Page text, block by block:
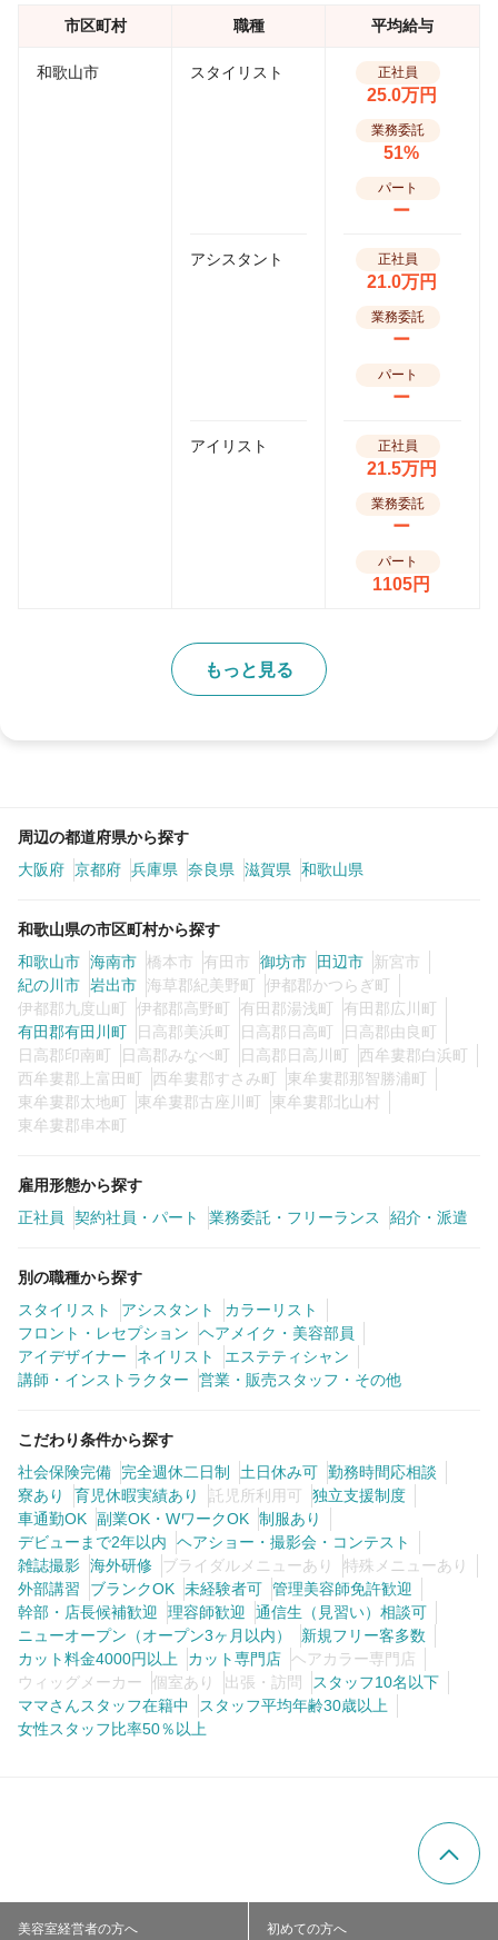
市区町村 職種 平均給与
和歌山市 スタイリスト 正社員
25.0万円
業務委託
51%
パート
ー
アシスタント 正社員
21.0万円
業務委託
ー
パート
ー
アイリスト 正社員
21.5万円
業務委託
ー
パート
1105円
もっと見る
周辺の都道府県から探す
大阪府 京都府 兵庫県 奈良県 滋賀県 和歌山県
和歌山県の市区町村から探す
和歌山市 海南市 橋本市 有田市 御坊市 田辺市
新宮市
紀の川市 岩出市 海草郡紀美野町
伊都郡かつらぎ町
伊都郡九度山町
伊都郡高野町 有田郡湯浅町
有田郡広川町
有田郡有田川町
日高郡美浜町 日高郡日高町
日高郡由良町
日高郡印南町
日高郡みなべ町 日高郡日高川町
西牟婁郡白浜町
西牟婁郡上富田町
西牟婁郡すさみ町
東牟婁郡那智勝浦町
東牟婁郡太地町
東牟婁郡古座川町
東牟婁郡北山村
東牟婁郡串本町
雇用形態から探す
正社員
契約社員・パート 業務委託・フリーランス 紹介・派遣
別の職種から探す
スタイリスト
アシスタント
カラーリスト
フロント・レセプション
ヘアメイク・美容部員
アイデザイナー
ネイリスト
エステティシャン
講師・インストラクター
営業・販売スタッフ・その他
こだわり条件から探す
社会保険完備
完全週休二日制 土日休み可 勤務時間応相談
寮あり
育児休暇実績あり 託児所利用可
独立支援制度
車通勤OK 副業OK・WワークOK 制服あり
デビューまで2年以内
ヘアショー・撮影会・コンテスト
雑誌撮影 海外研修 ブライダルメニューあり
特殊メニューあり
外部講習
ブランクOK 未経験者可 管理美容師免許歓迎
幹部・店長候補歓迎
理容師歓迎
通信生（見習い）相談可
ニューオープン（オープン3ヶ月以内）
新規フリー客多数
カット料金4000円以上
カット専門店 ヘアカラー専門店
ウィッグメーカー
個室あり 出張・訪問
スタッフ10名以下
ママさんスタッフ在籍中
スタッフ平均年齢30歳以上
女性スタッフ比率50％以上
美容室経営者の方へ 初めての方へ